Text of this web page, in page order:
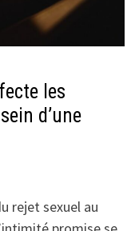
les
d’une
rejet sexuel au